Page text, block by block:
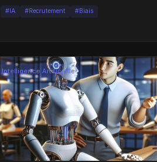
#IA #Recrutement #Biais
Intelligence Artificielle